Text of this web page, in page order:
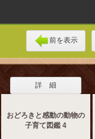
前を表示
詳 細
おどろきと感動の動物の
子育て図鑑 4